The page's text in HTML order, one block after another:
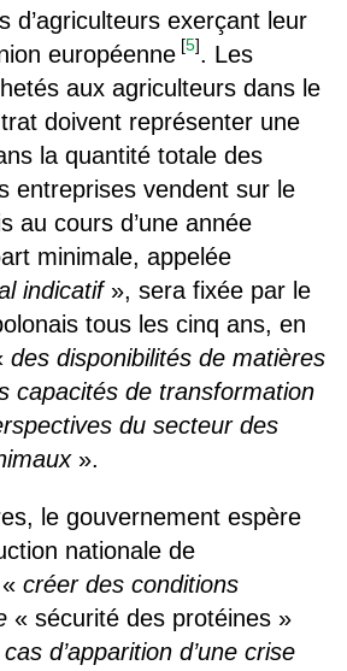
d’agriculteurs exerçant leur
européenne [5]. Les
aux agriculteurs dans le
doivent représenter une
la quantité totale des
entreprises vendent sur le
au cours d’une année
minimale, appelée
indicatif», sera fixée par le
tous les cinq ans, en
des disponibilités de matières
capacités de transformation
du secteur des
».
le gouvernement espère
nationale de
créer des conditions
« sécurité des protéines »
d’apparition d’une crise